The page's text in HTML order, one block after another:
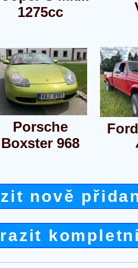
1275cc
Porsche
Boxster 968
nově